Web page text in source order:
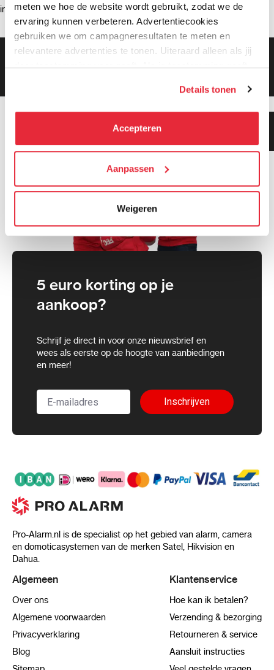
meten we hoe de website wordt gebruikt, zodat we de
ervaring kunnen verbeteren. Advertentiecookies
gebruiken we om campagneresultaten te meten en
relevantere advertenties te tonen. Uiteraard alleen als jij
daar toestemming voor geeft. Als je toestemming geeft,
kunnen deze gegevens combineren met informatie die zij
hebben verzameld via het gebruik van hun diensten. Je
kunt alle cookies accepteren, alleen noodzakelijke
We werken samen met21 derden
die uw gegevens
kunnen ontvangen en verwerken.
Details tonen
Accepteren
Aanpassen
Weigeren
intercom (2)
Gratis bezorging vanaf €99,-
Gratis retourneren binnen 90 dagen*
5 euro korting op je
aankoop?
Schrijf je direct in voor onze nieuwsbrief en
wees als eerste op de hoogte van aanbiedingen
en meer!
Inschrijven
Pro-Alarm.nl is de specialist op het gebied van alarm, camera
en domoticasystemen van de merken Satel, Hikvision en
Dahua.
Klanten geven ons 9.3
Algemeen
Over ons
Algemene voorwaarden
Privacyverklaring
Blog
Klantenservice
Hoe kan ik betalen?
Verzending & bezorging
Retourneren & service
Aansluit instructies